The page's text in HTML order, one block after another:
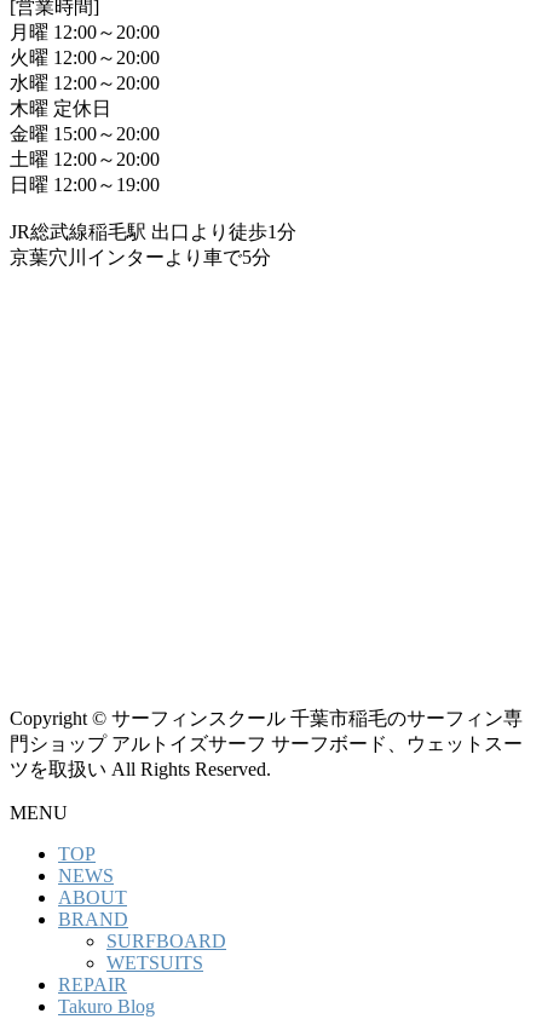
[営業時間]
月曜 12:00～20:00
火曜 12:00～20:00
水曜 12:00～20:00
木曜 定休日
金曜 15:00～20:00
土曜 12:00～20:00
日曜 12:00～19:00
JR総武線稲毛駅 出口より徒歩1分
京葉穴川インターより車で5分
Copyright © サーフィンスクール 千葉市稲毛のサーフィン専
門ショップ アルトイズサーフ サーフボード、ウェットスー
ツを取扱い All Rights Reserved.
MENU
TOP
NEWS
ABOUT
BRAND
SURFBOARD
WETSUITS
REPAIR
Takuro Blog